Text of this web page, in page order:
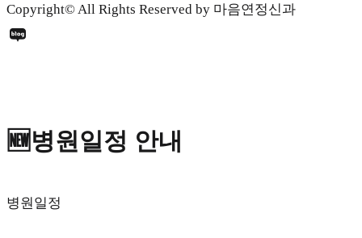
Copyright© All Rights Reserved by 마음연정신과
🆕병원일정 안내
병원일정